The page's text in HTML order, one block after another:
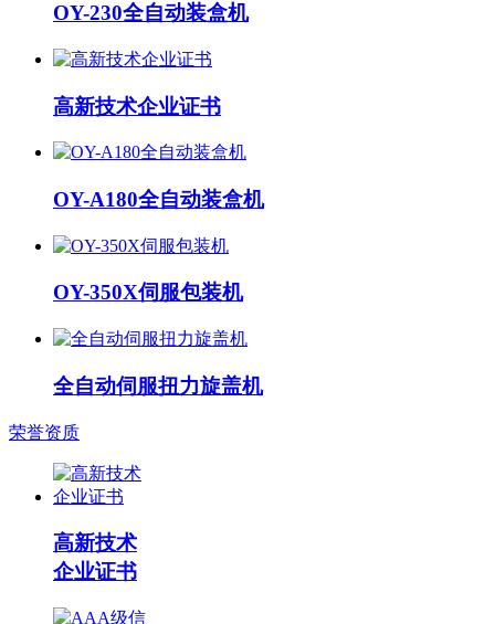
OY-230全自动装盒机
高新技术企业证书
OY-A180全自动装盒机
OY-350X伺服包装机
全自动伺服扭力旋盖机
荣誉资质
高新技术
企业证书